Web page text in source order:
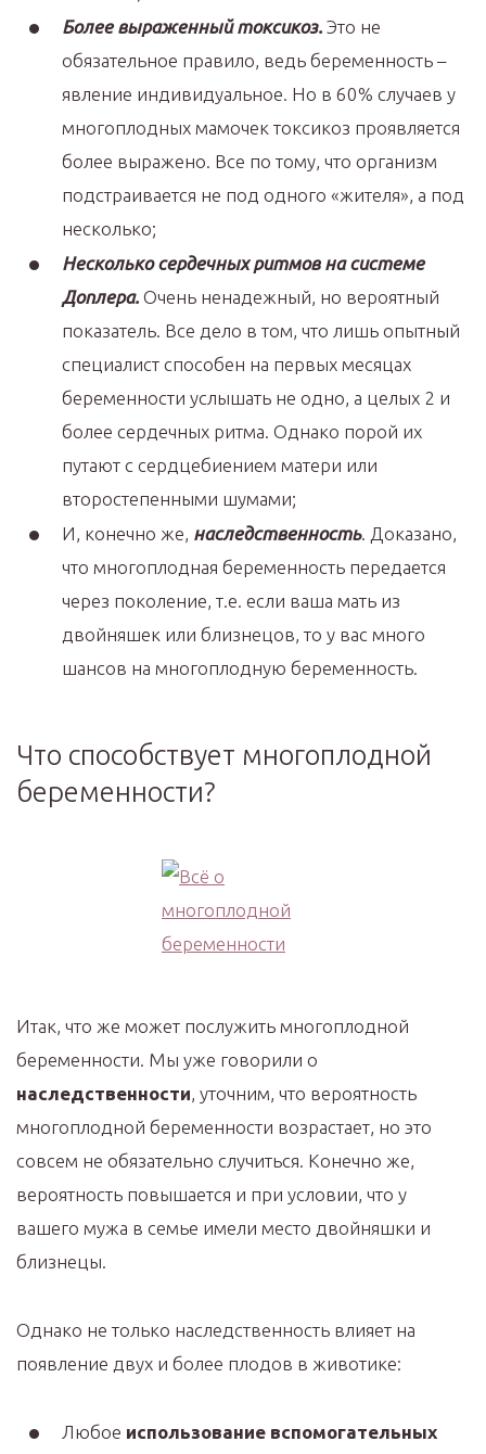
Более выраженный токсикоз. Это не
обязательное правило, ведь беременность –
явление индивидуальное. Но в 60% случаев у
многоплодных мамочек токсикоз проявляется
более выражено. Все по тому, что организм
подстраивается не под одного «жителя», а под
несколько;
Несколько сердечных ритмов на системе
Доплера. Очень ненадежный, но вероятный
показатель. Все дело в том, что лишь опытный
специалист способен на первых месяцах
беременности услышать не одно, а целых 2 и
более сердечных ритма. Однако порой их
путают с сердцебиением матери или
второстепенными шумами;
И, конечно же, наследственность. Доказано,
что многоплодная беременность передается
через поколение, т.е. если ваша мать из
двойняшек или близнецов, то у вас много
шансов на многоплодную беременность.
Что способствует многоплодной
беременности?
Итак, что же может послужить многоплодной
беременности. Мы уже говорили о
наследственности, уточним, что вероятность
многоплодной беременности возрастает, но это
совсем не обязательно случиться. Конечно же,
вероятность повышается и при условии, что у
вашего мужа в семье имели место двойняшки и
близнецы.
Однако не только наследственность влияет на
появление двух и более плодов в животике:
Любое использование вспомогательных